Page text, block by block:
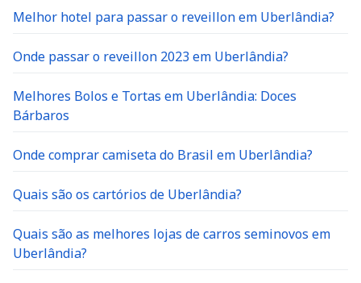
Melhor hotel para passar o reveillon em Uberlândia?
Onde passar o reveillon 2023 em Uberlândia?
Melhores Bolos e Tortas em Uberlândia: Doces
Bárbaros
Onde comprar camiseta do Brasil em Uberlândia?
Quais são os cartórios de Uberlândia?
Quais são as melhores lojas de carros seminovos em
Uberlândia?